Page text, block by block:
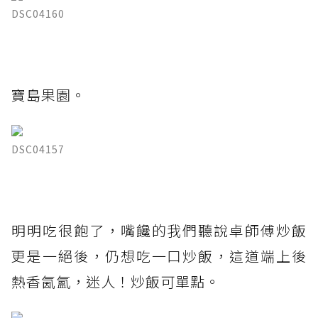
DSC04160
寶島果園。
DSC04157
明明吃很飽了，嘴饞的我們聽說卓師傅炒飯
更是一絕後，仍想吃一口炒飯，這道端上後
熱香氤氳，迷人！炒飯可單點。